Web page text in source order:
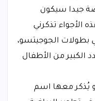
جيدا سيكون
تذكرني
بطولات الجوجيتسو،
الكبير من الأطفال
يُذكر معها اسم